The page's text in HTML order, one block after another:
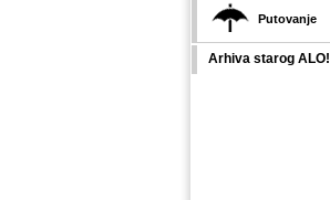
Putovanje
Arhiva starog ALO!